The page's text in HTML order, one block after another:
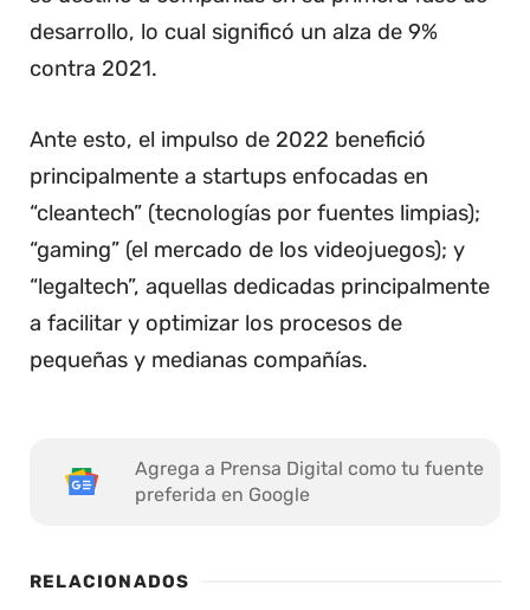
desarrollo, lo cual significó un alza de 9%
contra 2021.
Ante esto, el impulso de 2022 benefició
principalmente a startups enfocadas en
“cleantech” (tecnologías por fuentes limpias);
“gaming” (el mercado de los videojuegos); y
“legaltech”, aquellas dedicadas principalmente
a facilitar y optimizar los procesos de
pequeñas y medianas compañías.
Agrega a Prensa Digital como tu fuente
preferida en Google
RELACIONADOS